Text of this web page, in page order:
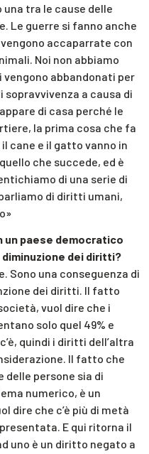
una tra le cause delle
Le guerre si fanno anche
accaparrate con
Noi non abbiamo
abbandonati per
a causa di
di casa perché le
la prima cosa che fa
cane e il gatto vanno in
che succede, ed è
di una serie di
di diritti umani,
un paese democratico
diminuzione dei diritti?
Sono una conseguenza di
dei diritti. Il fatto
vuol dire che i
solo quel 49% e
quindi i diritti dell’altra
Il fatto che
delle persone sia di
numerico, è un
dire che c’è più di metà
E qui ritorna il
uno è un diritto negato a